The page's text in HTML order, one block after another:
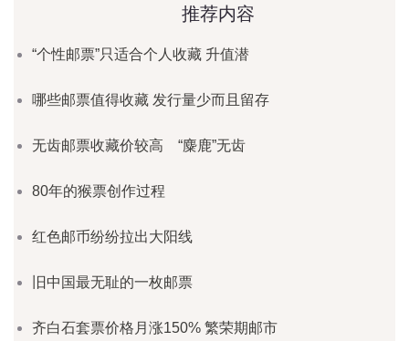
推荐内容
“个性邮票”只适合个人收藏 升值潜
哪些邮票值得收藏 发行量少而且留存
无齿邮票收藏价较高 “麋鹿”无齿
80年的猴票创作过程
红色邮币纷纷拉出大阳线
旧中国最无耻的一枚邮票
齐白石套票价格月涨150% 繁荣期邮市